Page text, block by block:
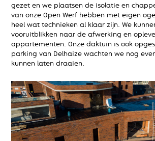
gezet en we plaatsen de isolatie en
van onze Open Werf hebben met eigen
heel wat technieken al klaar zijn. We
vooruitblikken naar de afwerking en
appartementen. Onze daktuin is ook
parking van Delhaize wachten we nog
kunnen laten draaien.